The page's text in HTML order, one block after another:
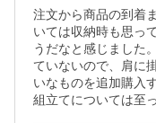
注文から商品の到着
いては収納時も思っ
うだなと感じました
ていないので、肩に
いなものを追加購入
組立てについては至